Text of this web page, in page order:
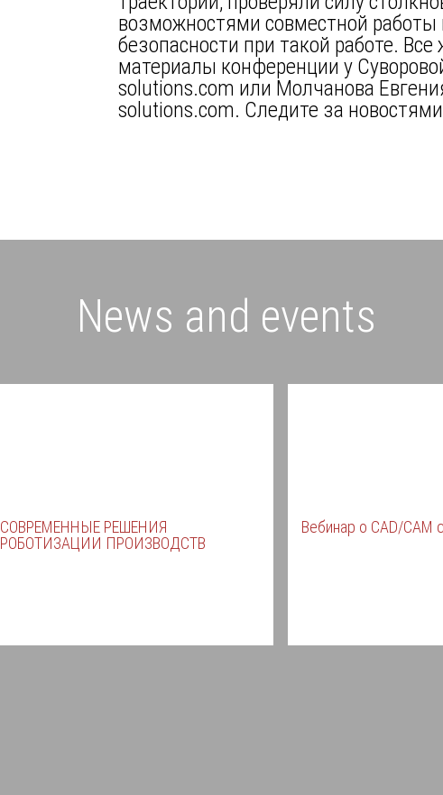
возможностями совместной работы
безопасности при такой работе.
материалы конференции у
solutions.com или Молчанова
solutions.com. Следите за
News and events
СОВРЕМЕННЫЕ РЕШЕНИЯ
РОБОТИЗАЦИИ ПРОИЗВОДСТВ
Вебинар о CAD/CAM